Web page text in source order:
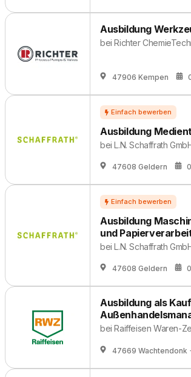
Ausbildung
beiRichter
47906 Kempen
Ausbildung
beiL.N. Schaffrath
47608 Geldern
Ausbildung
und
beiL.N. Schaffrath
47608 Geldern
Ausbildung als
beiRaiffeisen Waren-
47669 Wachtendonk